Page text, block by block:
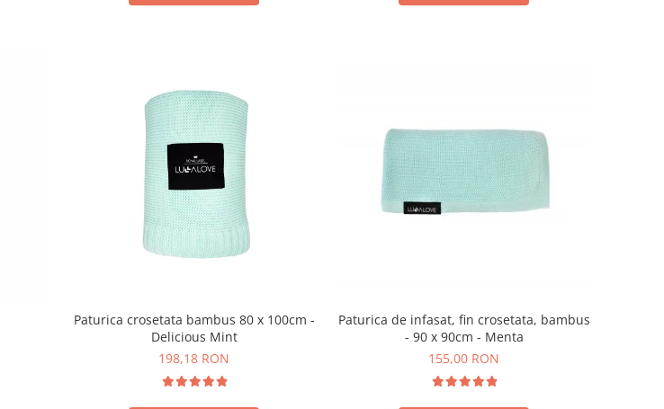
Paturica crosetata bambus 80 x 100cm -
Delicious Mint
198,18 RON
Paturica de infasat, fin crosetata, bambus
- 90 x 90cm - Menta
155,00 RON